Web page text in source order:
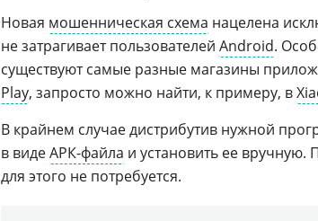
Новая мошенническая схема нацелена
не затрагивает пользователей Android.
существуют самые разные магазины
Play, запросто можно найти, к примеру, в
В крайнем случае дистрибутив нужной
в видеАРК-файла и установить ее
для этого не потребуется.